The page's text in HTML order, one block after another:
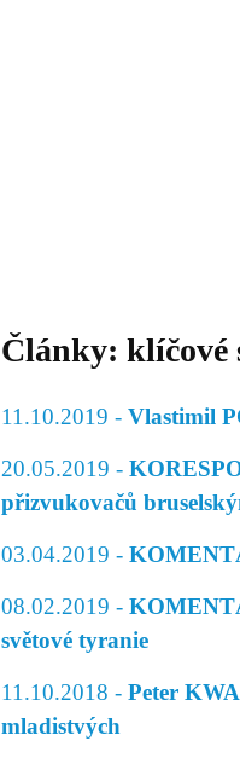
Články: klíčové
11.10.2019 - Vlastimil
20.05.2019 -
přizvukovačů
03.04.2019 -
08.02.2019 -
světové tyranie
11.10.2018 - Peter
mladistvých